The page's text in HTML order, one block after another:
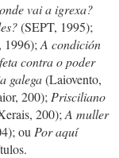
vai a igrexa?
(SEPT, 1995);
1996); A condición
contra o poder
galega(Laiovento,
200); Prisciliano
200); A muller
ou Por aquí